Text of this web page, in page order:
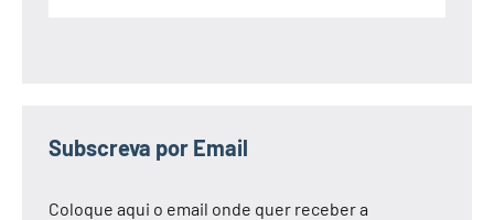
Subscreva por Email
Coloque aqui o email onde quer receber a